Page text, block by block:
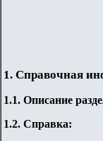
1. Справочная
1.1. Описание
1.2. Справка: